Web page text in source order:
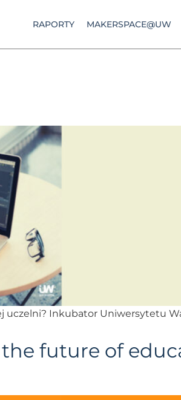
RAPORTY MAKERSPACE@UW
uczelni? Inkubator Uniwersytetu
future of